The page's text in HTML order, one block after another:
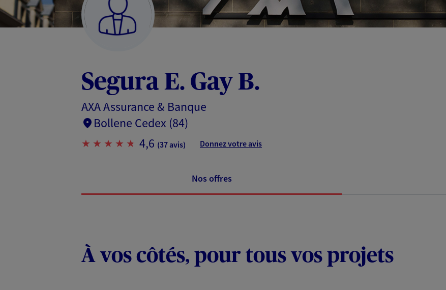
Segura E. Gay B.
AXA Assurance & Banque
Bollene Cedex (84)
4,6 (37 avis) Donnez votre avis
Nos offres
À vos côtés, pour tous vos projets